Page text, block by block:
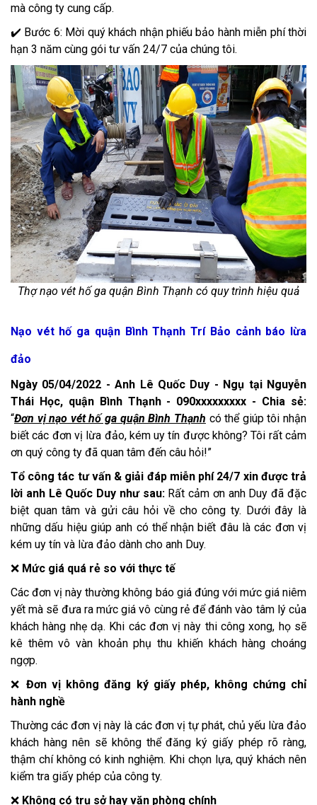
mà công ty cung cấp.
✔️ Bước 6: Mời quý khách nhận phiếu bảo hành miễn phí thời
hạn 3 năm cùng gói tư vấn 24/7 của chúng tôi.
Thợ nạo vét hố ga quận Bình Thạnh có quy trình hiệu quả
Nạo vét hố ga quận Bình Thạnh Trí Bảo cảnh báo lừa
đảo
Ngày 05/04/2022 - Anh Lê Quốc Duy - Ngụ tại Nguyễn
Thái Học, quận Bình Thạnh - 090xxxxxxxxx - Chia sẻ:
“Đơn vị nạo vét hố ga quận Bình Thạnh có thể giúp tôi nhận
biết các đơn vị lừa đảo, kém uy tín được không? Tôi rất cảm
ơn quý công ty đã quan tâm đến câu hỏi!”
Tổ công tác tư vấn & giải đáp miễn phí 24/7 xin được trả
lời anh Lê Quốc Duy như sau: Rất cảm ơn anh Duy đã đặc
biệt quan tâm và gửi câu hỏi về cho công ty. Dưới đây là
những dấu hiệu giúp anh có thể nhận biết đâu là các đơn vị
kém uy tín và lừa đảo dành cho anh Duy.
❌ Mức giá quá rẻ so với thực tế
Các đơn vị này thường không báo giá đúng với mức giá niêm
yết mà sẽ đưa ra mức giá vô cùng rẻ để đánh vào tâm lý của
khách hàng nhẹ dạ. Khi các đơn vị này thi công xong, họ sẽ
kê thêm vô vàn khoản phụ thu khiến khách hàng choáng
ngợp.
❌Đơn vị không đăng ký giấy phép, không chứng chỉ
hành nghề
Thường các đơn vị này là các đơn vị tự phát, chủ yếu lừa đảo
khách hàng nên sẽ không thể đăng ký giấy phép rõ ràng,
thậm chí không có kinh nghiệm. Khi chọn lựa, quý khách nên
kiểm tra giấy phép của công ty.
❌ Không có trụ sở hay văn phòng chính